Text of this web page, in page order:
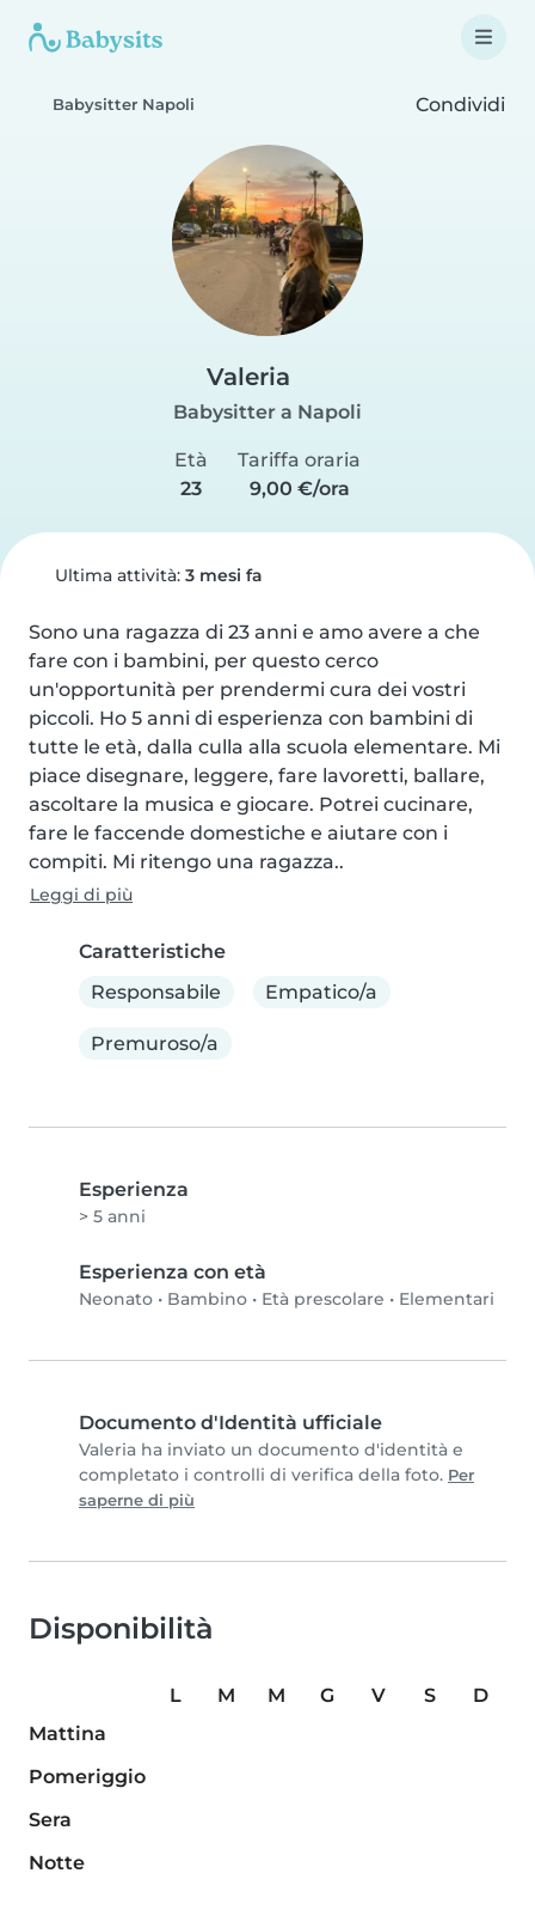
Babysitter Napoli Condividi
Valeria
Babysitter a Napoli
Età
23
Tariffa oraria
9,00 €/ora
Ultima attività: 3 mesi fa
Sono una ragazza di 23 anni e amo avere a che
fare con i bambini, per questo cerco
un'opportunità per prendermi cura dei vostri
piccoli. Ho 5 anni di esperienza con bambini di
tutte le età, dalla culla alla scuola elementare. Mi
piace disegnare, leggere, fare lavoretti, ballare,
ascoltare la musica e giocare. Potrei cucinare,
fare le faccende domestiche e aiutare con i
compiti. Mi ritengo una ragazza..
Leggi di più
Caratteristiche
Responsabile
Empatico/a
Premuroso/a
Esperienza
> 5 anni
Esperienza con età
Neonato • Bambino • Età prescolare • Elementari
Documento d'Identità ufficiale
Valeria ha inviato un documento d'identità e
completato i controlli di verifica della foto. Per
saperne di più
Disponibilità
L M M G V S
D
Mattina
Pomeriggio
Sera
Notte